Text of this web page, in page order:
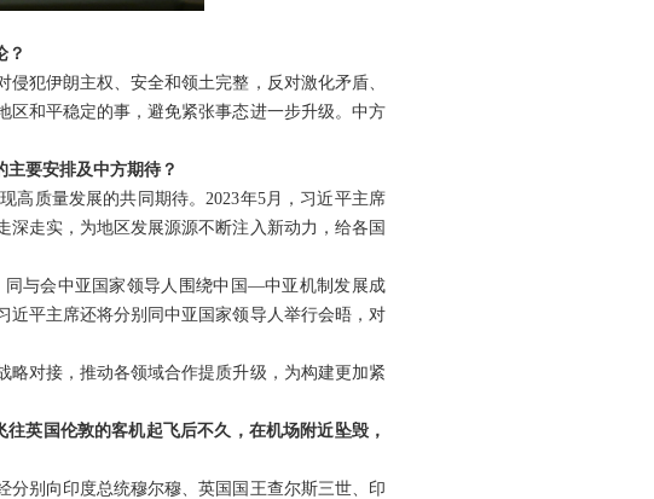
？
犯伊朗主权、安全和领土完整，反对激化矛盾、
和平稳定的事，避免紧张事态进一步升级。中方
要安排及中方期待？
质量发展的共同期待。2023年5月，习近平主席
走实，为地区发展源源不断注入新动力，给各国
与会中亚国家领导人围绕中国—中亚机制发展成
平主席还将分别同中亚国家领导人举行会晤，对
对接，推动各领域合作提质升级，为构建更加紧
英国伦敦的客机起飞后不久，在机场附近坠毁，
别向印度总统穆尔穆、英国国王查尔斯三世、印